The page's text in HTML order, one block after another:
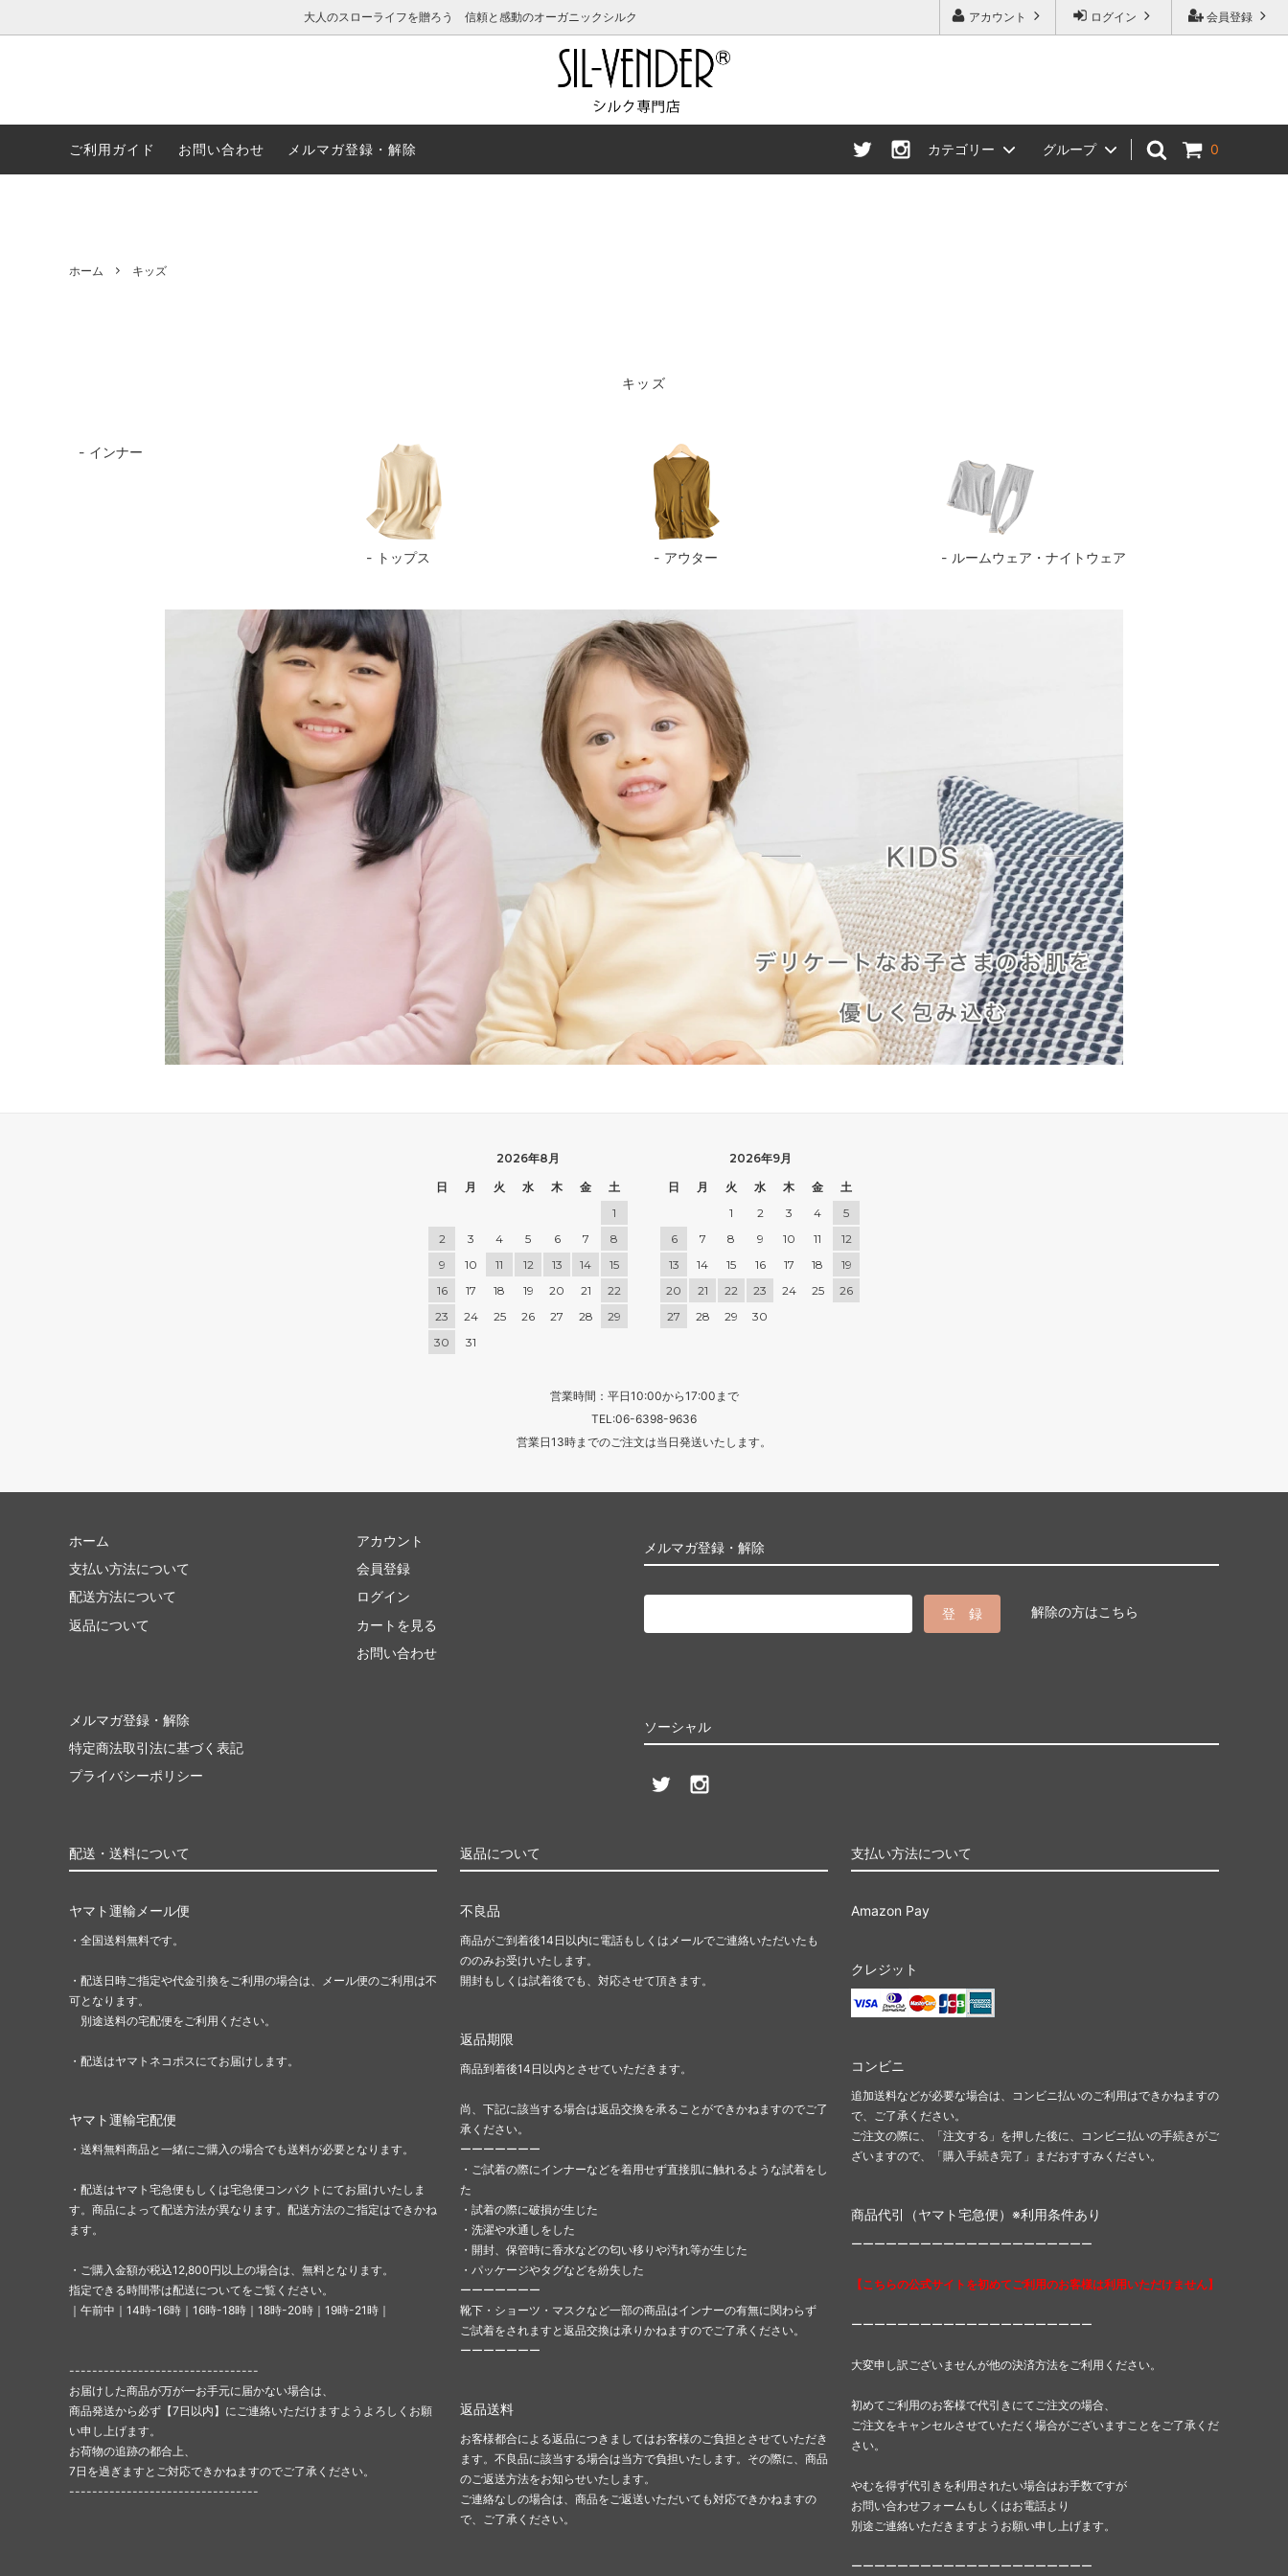
会員登録
ログイン
アカウント
大人のスローライフを贈ろう 信頼と感動のオーガニックシルク
ご利用ガイド お問い合わせ メルマガ登録・解除 0
カテゴリー グループ
ホーム キッズ
キッズ
インナー
トップス アウター ルームウェア・ナイトウェア
2026年8月
日
月 火 水 木 金
土
1
2
3 4 5 6 7
8
9
10 11 12 13 14
15
16
17 18 19 20 21
22
23
24 25 26 27 28
29
30
31
2026年9月
日
月 火 水 木 金
土
1
2 3 4
5
6
7 8 9 10 11
12
13
14 15 16 17 18
19
20
21 22 23 24 25
26
27
28 29 30
営業時間：平日10:00から17:00まで
TEL:06-6398-9636
営業日13時までのご注文は当日発送いたします。
メルマガ登録・解除
解除の方はこちら
ホーム
支払い方法について
配送方法について
返品について
アカウント
会員登録
ログイン
カートを見る
お問い合わせ
ソーシャル
メルマガ登録・解除
特定商法取引法に基づく表記
プライバシーポリシー
配送・送料について
ヤマト運輸メール便
・全国送料無料です。
・配送日時ご指定や代金引換をご利用の場合は、メール便のご利用は不
可となります。
別途送料の宅配便をご利用ください。
・配送はヤマトネコポスにてお届けします。
ヤマト運輸宅配便
・送料無料商品と一緒にご購入の場合でも送料が必要となります。
・配送はヤマト宅急便もしくは宅急便コンパクトにてお届けいたしま
す。商品によって配送方法が異なります。配送方法のご指定はできかね
ます。
・ご購入金額が税込12,800円以上の場合は、無料となります。
指定できる時間帯は配送についてをご覧ください。
｜午前中｜14時-16時｜16時-18時｜18時-20時｜19時-21時｜
---------------------------------
お届けした商品が万が一お手元に届かない場合は、
商品発送から必ず【7日以内】にご連絡いただけますようよろしくお願
い申し上げます。
お荷物の追跡の都合上、
7日を過ぎますとご対応できかねますのでご了承ください。
---------------------------------
返品について
不良品
商品がご到着後14日以内に電話もしくはメールでご連絡いただいたも
ののみお受けいたします。
開封もしくは試着後でも、対応させて頂きます。
返品期限
商品到着後14日以内とさせていただきます。
尚、下記に該当する場合は返品交換を承ることができかねますのでご了
承ください。
ーーーーーーー
・ご試着の際にインナーなどを着用せず直接肌に触れるような試着をし
た
・試着の際に破損が生じた
・洗濯や水通しをした
・開封、保管時に香水などの匂い移りや汚れ等が生じた
・パッケージやタグなどを紛失した
ーーーーーーー
靴下・ショーツ・マスクなど一部の商品はインナーの有無に関わらず
ご試着をされますと返品交換は承りかねますのでご了承ください。
ーーーーーーー
返品送料
お客様都合による返品につきましてはお客様のご負担とさせていただき
ます。不良品に該当する場合は当方で負担いたします。その際に、商品
のご返送方法をお知らせいたします。
ご連絡なしの場合は、商品をご返送いただいても対応できかねますの
で、ご了承ください。
支払い方法について
Amazon Pay
クレジット
コンビニ
追加送料などが必要な場合は、コンビニ払いのご利用はできかねますの
で、ご了承ください。
ご注文の際に、「注文する」を押した後に、コンビニ払いの手続きがご
ざいますので、「購入手続き完了」まだおすすみください。
商品代引（ヤマト宅急便）※利用条件あり
ーーーーーーーーーーーーーーーーーーーーー
【こちらの公式サイトを初めてご利用のお客様は利用いただけません】
ーーーーーーーーーーーーーーーーーーーーー
大変申し訳ございませんが他の決済方法をご利用ください。
初めてご利用のお客様で代引きにてご注文の場合、
ご注文をキャンセルさせていただく場合がございますことをご了承くだ
さい。
やむを得ず代引きを利用されたい場合はお手数ですが
お問い合わせフォームもしくはお電話より
別途ご連絡いただきますようお願い申し上げます。
ーーーーーーーーーーーーーーーーーーーーー